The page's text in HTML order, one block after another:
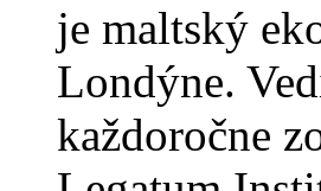
je maltský
Londýne.
každoročne